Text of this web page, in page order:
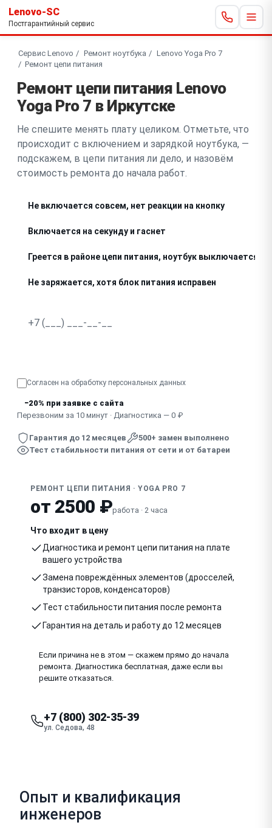
Lenovo-SC
Постгарантийный сервис
Сервис Lenovo Ремонт ноутбука
Lenovo Yoga Pro 7
Ремонт цепи питания
Ремонт цепи питания Lenovo
Yoga Pro 7 в Иркутске
Не спешите менять плату целиком. Отметьте, что
происходит с включением и зарядкой ноутбука, —
подскажем, в цепи питания ли дело, и назовём
стоимость ремонта до начала работ.
Не включается совсем, нет реакции на кнопку
Включается на секунду и гаснет
Греется в районе цепи питания, ноутбук выключается
Не заряжается, хотя блок питания исправен
Согласен на обработку персональных данных
−20% при заявке с сайта
Перезвоним за 10 минут · Диагностика — 0 ₽
Гарантия до 12 месяцев
500+ замен выполнено
Тест стабильности питания от сети и от батареи
РЕМОНТ ЦЕПИ ПИТАНИЯ · YOGA PRO 7
от 2500 ₽работа · 2 часа
Что входит в цену
Диагностика и ремонт цепи питания на плате
вашего устройства
Замена повреждённых элементов (дросселей,
транзисторов, конденсаторов)
Тест стабильности питания после ремонта
Гарантия на деталь и работу до 12 месяцев
Если причина не в этом — скажем прямо до начала
ремонта. Диагностика бесплатная, даже если вы
решите отказаться.
+7 (800) 302-35-39
ул. Седова, 48
Опыт и квалификация
инженеров